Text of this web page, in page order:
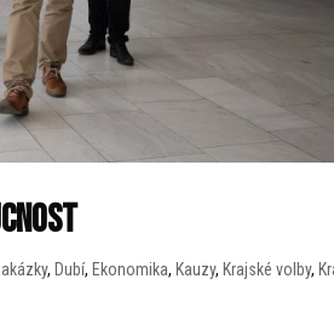
, Dubí, Ekonomika, Kauzy, Krajské volby,